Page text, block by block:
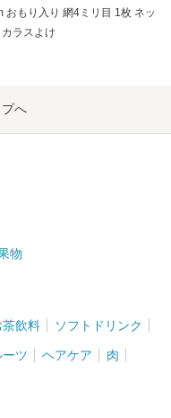
おもり入り 網4ミリ目 1枚 ネッ
ラスよけ
へ
物
茶飲料 ソフトドリンク
ーツ ヘアケア 肉